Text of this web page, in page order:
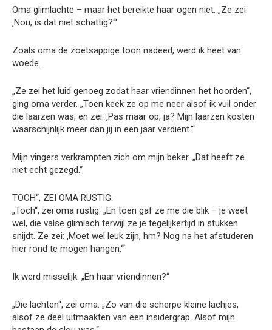
Oma glimlachte – maar het bereikte haar ogen niet. „Ze zei:
‚Nou, is dat niet schattig?‘“
Zoals oma de zoetsappige toon nadeed, werd ik heet van
woede.
„Ze zei het luid genoeg zodat haar vriendinnen het hoorden“,
ging oma verder. „Toen keek ze op me neer alsof ik vuil onder
die laarzen was, en zei: ‚Pas maar op, ja? Mijn laarzen kosten
waarschijnlijk meer dan jij in een jaar verdient.‘“
Mijn vingers verkramp­ten zich om mijn beker. „Dat heeft ze
niet echt gezegd.“
TOCH“, ZEI OMA RUSTIG.
„Toch“, zei oma rustig. „En toen gaf ze me die blik – je weet
wel, die valse glimlach terwijl ze je tegelijkertijd in stukken
snijdt. Ze zei: ‚Moet wel leuk zijn, hm? Nog na het afstuderen
hier rond te mogen hangen.‘“
Ik werd misselijk. „En haar vriendinnen?“
„Die lachten“, zei oma. „Zo van die scherpe kleine lachjes,
alsof ze deel uitmaakten van een insidergrap. Alsof mijn